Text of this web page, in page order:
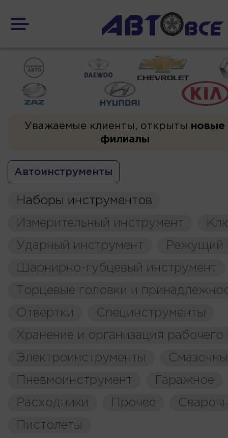
Уважаемые клиенты, открыты новые
филиалы
Автоинструменты
Наборы инструментов
Измерительный инструмент
Ударный инструмент
Режущий
Шарнирно-губцевый инструмент
Торцевые головки и
Отвертки
Специнструменты
Хранение и организация рабочего
Электроинструменты
Пневмоинструмент
Гаражное
Расходники
Прочее
Пистолеты